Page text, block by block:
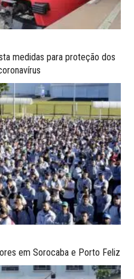
medidas para proteção dos
em Sorocaba e Porto Feliz